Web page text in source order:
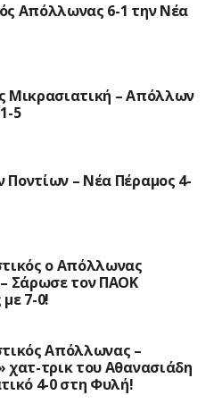
Απόλλωνας 6-1 την Νέα
Μικρασιατική – Απόλλων
5
– Νέα Πέραμος 4-
ο Απόλλωνας
Σάρωσε τον ΠΑΟΚ
7-0!
Απόλλωνας –
χατ-τρικ του Αθανασιάδη
4-0 στη Φυλή!